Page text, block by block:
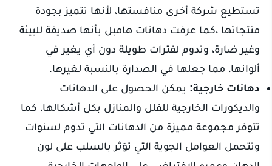
تستطيع شركة أخرى منافستها، لأنها تتميز بجودة
منتجاتها ،كما عرفت دهانات هامبل بأنها صديقة للبيئة
وغير ضارة، وتدوم لفترات طويلة دون أي يغير في
ألوانها، مما جعلها في الصدارة بالنسبة لغيرها.
دهانات خارجية: يمكن الحصول على الدهانات
والديكورات الخارجية للفلل والمنازل بكل أشكالها، كما
تتوفر مجموعة مميزة من الدهانات التي تدوم لسنوات
وتتحمل العوامل الجوية التي تؤثر بالسلب على لون